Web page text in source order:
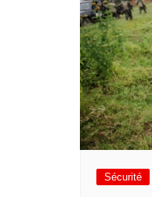
Sécurité